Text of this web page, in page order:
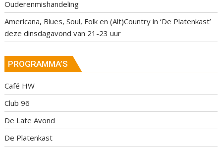
Ouderenmishandeling
Americana, Blues, Soul, Folk en (Alt)Country in ‘De Platenkast’
deze dinsdagavond van 21-23 uur
PROGRAMMA’S
Café HW
Club 96
De Late Avond
De Platenkast